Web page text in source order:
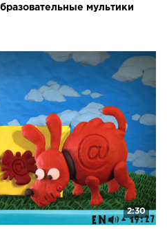
мультики
2:30